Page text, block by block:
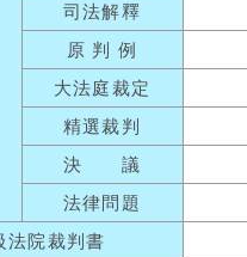
司法解釋
原 判 例
大法庭裁定
精選裁判
決 議
法律問題
法院裁判書